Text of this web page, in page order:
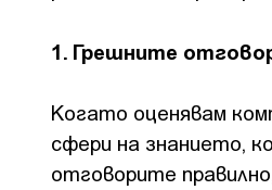
1. Грешните
Когато оценявам
сфери на знанието,
отговорите